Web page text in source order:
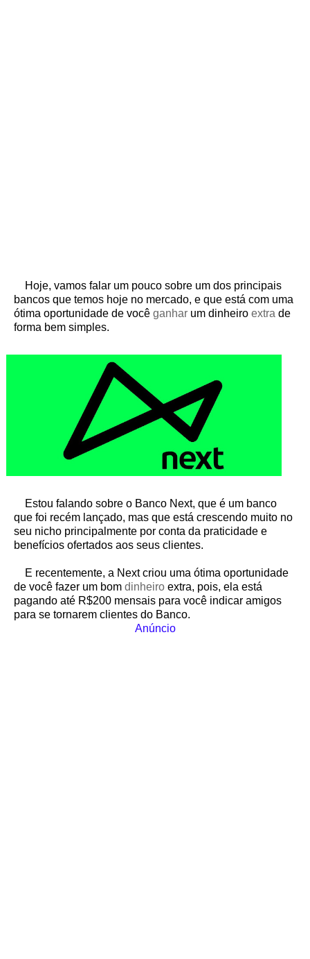
Hoje, vamos falar um pouco sobre um dos principais
bancos que temos hoje no mercado, e que está com uma
ótima oportunidade de você ganhar um dinheiro extra de
forma bem simples.
Estou falando sobre o Banco Next, que é um banco
que foi recém lançado, mas que está crescendo muito no
seu nicho principalmente por conta da praticidade e
benefícios ofertados aos seus clientes.
E recentemente, a Next criou uma ótima oportunidade
de você fazer um bom dinheiro extra, pois, ela está
pagando até R$200 mensais para você indicar amigos
para se tornarem clientes do Banco.
Anúncio